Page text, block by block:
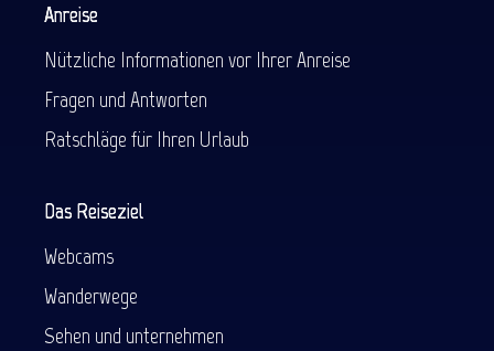
Anreise
Nützliche Informationen vor Ihrer Anreise
Fragen und Antworten
Ratschläge für Ihren Urlaub
Das Reiseziel
Webcams
Wanderwege
Sehen und unternehmen